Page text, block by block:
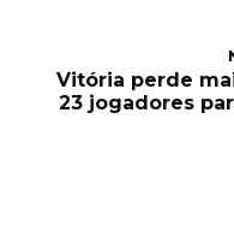
Vitória perde
23 jogadores